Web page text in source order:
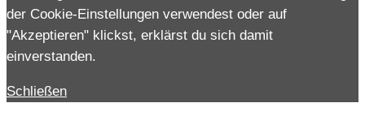
der Cookie-Einstellungen verwendest oder auf
"Akzeptieren" klickst, erklärst du sich damit
einverstanden.
Schließen